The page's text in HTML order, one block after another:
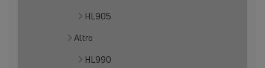
HL905
Altro
HL990